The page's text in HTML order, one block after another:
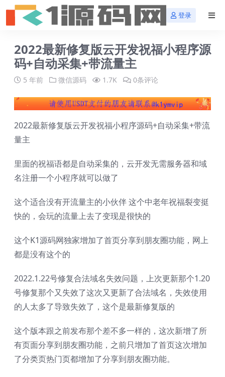
登录
2022最新修复版云开发祝福小程序源
码+自动采集+带流量主
5 年前 微信源码 1.7K 0条评论
2022最新修复版云开发祝福小程序源码+自动采集+带流
量主
里面的祝福语都是自动采集的，云开发无需服务器和域
名注册一个小程序就可以做了
这个适合没有开流量主的小伙伴 这个中老年祝福裂变挺
快的，会玩的流量上去了变现是很快的
这个K1源码网独家增加了首页分享到朋友圈功能，网上
都是没有这个的
2022.1.22号修复合法域名失效问题，上次更新那个1.20
号修复那个又失效了这次又更新了合法域名，失效使用
的人太多了导致失效了，这个是最新修复版的
这个版本跟之前发布那个差不多一样的，这次新增了所
有页面分享到朋友圈功能，之前只增加了首页这次增加
了分类页热门页都增加了分享到朋友圈功能。